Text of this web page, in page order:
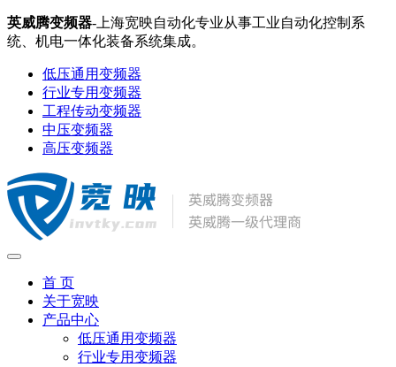
英威腾变频器-上海宽映自动化专业从事工业自动化控制系
统、机电一体化装备系统集成。
低压通用变频器
行业专用变频器
工程传动变频器
中压变频器
高压变频器
首 页
关于宽映
产品中心
低压通用变频器
行业专用变频器